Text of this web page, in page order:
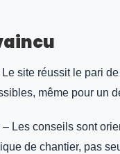
Le site réussit le pari
même pour un
– Les conseils sont
de chantier, pas